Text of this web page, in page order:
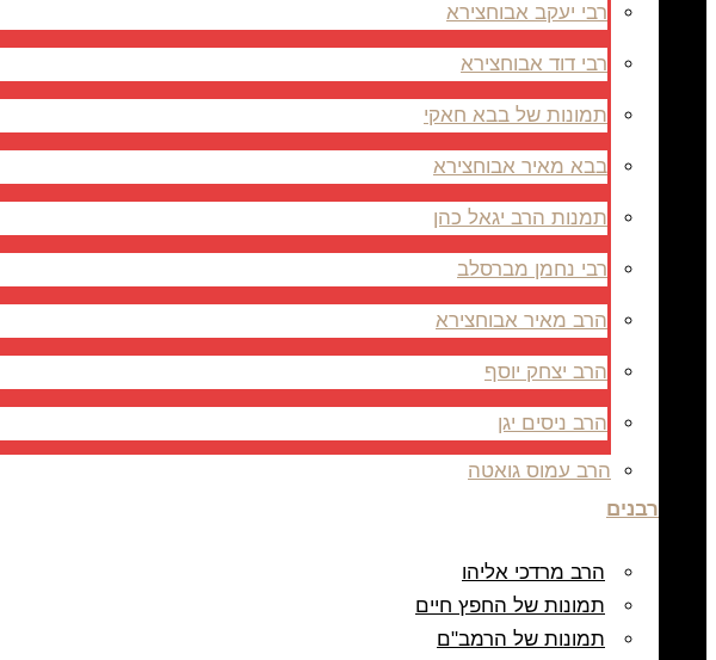
רבי יעקב אבוחצירא
רבי דוד אבוחצירא
תמונות של בבא חאקי
בבא מאיר אבוחצירא
תמנות הרב יגאל כהן
רבי נחמן מברסלב
הרב מאיר אבוחצירא
הרב יצחק יוסף
הרב ניסים יגן
הרב עמוס גואטה
רבנים
הרב מרדכי אליהו
תמונות של החפץ חיים
תמונות של הרמב"ם